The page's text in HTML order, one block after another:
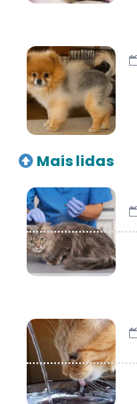
Mais lidas